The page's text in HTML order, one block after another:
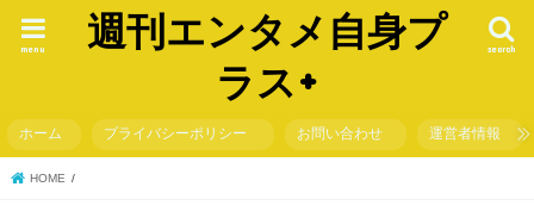
週刊エンタメ自身プ
ラス+
search
menu
ホーム プライバシーポリシー お問い合わせ 運営者情報
HOME